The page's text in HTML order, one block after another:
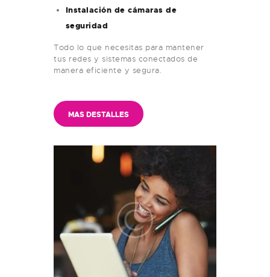
Instalación de cámaras de
seguridad
Todo lo que necesitas para mantener
tus redes y sistemas conectados de
manera eficiente y segura.
MAS DESTALLES